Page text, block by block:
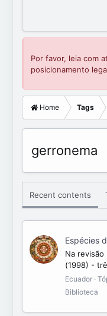
Por favor, leia com
posicionamento
Home Tags
gerronema
Recent contents
Espécies
Na
(1998) -
Ecuador
Biblioteca